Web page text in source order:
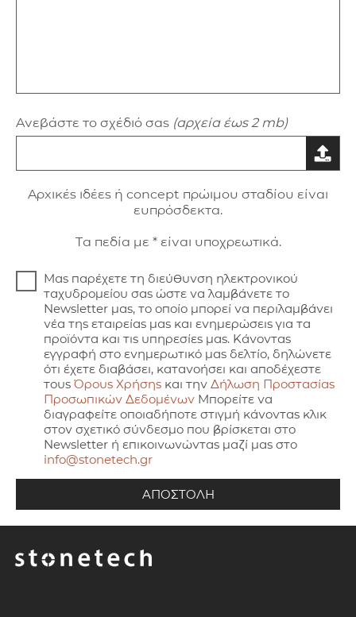
Ανεβάστε το σχέδιό σας (αρχεία έως 2 mb)
Aρxικές ιδέες ή concept πρώιμου σταδίου είναι
ευπρόσδεκτα.
Τα πεδία με * είναι υποχρεωτικά.
Μας παρέχετε τη διεύθυνση ηλεκτρονικού
ταχυδρομείου σας ώστε να λαμβάνετε το
Newsletter μας, το οποίο μπορεί να περιλαμβάνει
νέα της εταιρείας μας και ενημερώσεις για τα
προϊόντα και τις υπηρεσίες μας. Κάνοντας
εγγραφή στο ενημερωτικό μας δελτίο, δηλώνετε
ότι έχετε διαβάσει, κατανοήσει και αποδέχεστε
τους Όρους Χρήσης και την Δήλωση Προστασίας
Προσωπικών Δεδομένων Μπορείτε να
διαγραφείτε οποιαδήποτε στιγμή κάνοντας κλικ
στον σχετικό σύνδεσμο που βρίσκεται στο
Newsletter ή επικοινωνώντας μαζί μας στο
info@stonetech.gr